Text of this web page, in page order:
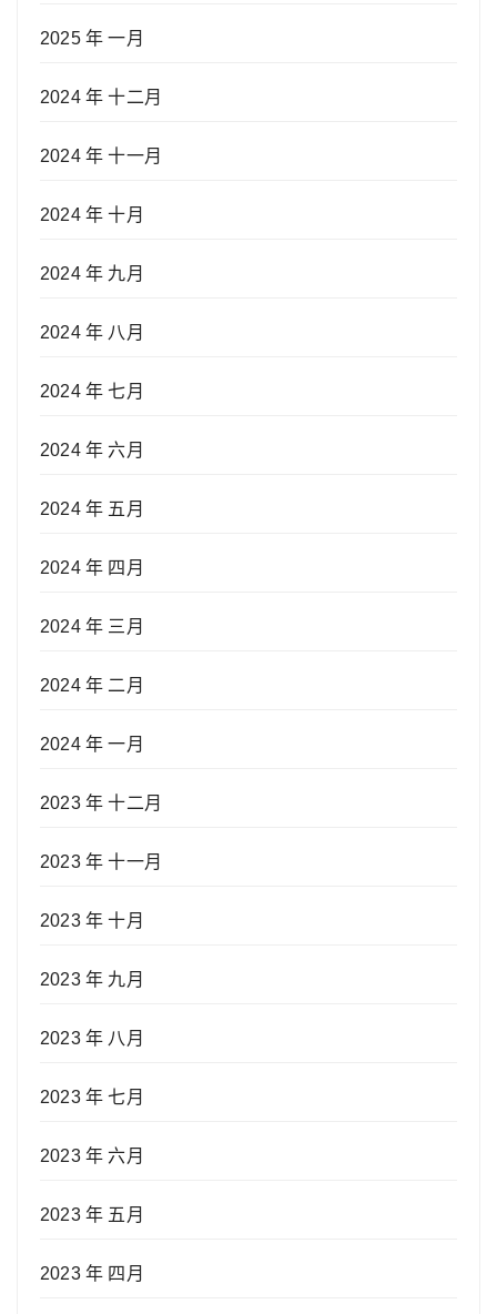
2025 年 一月
2024 年 十二月
2024 年 十一月
2024 年 十月
2024 年 九月
2024 年 八月
2024 年 七月
2024 年 六月
2024 年 五月
2024 年 四月
2024 年 三月
2024 年 二月
2024 年 一月
2023 年 十二月
2023 年 十一月
2023 年 十月
2023 年 九月
2023 年 八月
2023 年 七月
2023 年 六月
2023 年 五月
2023 年 四月